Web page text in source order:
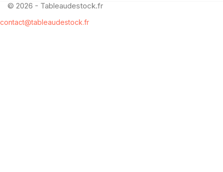
© 2026 - Tableaudestock.fr
contact@tableaudestock.fr